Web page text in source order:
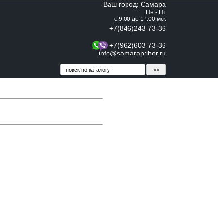
Ваш город: Самара
Пн - Пт
с 9:00 до 17:00 мск
+7(846)243-73-36
+7(962)603-73-36
info@samarapribor.ru